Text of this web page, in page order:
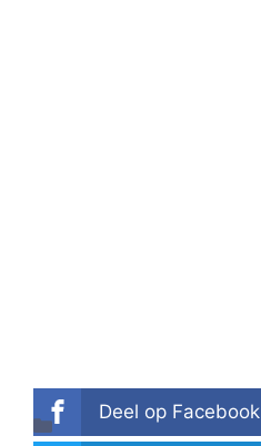
Deel op Facebook
Categorieën
Thuis